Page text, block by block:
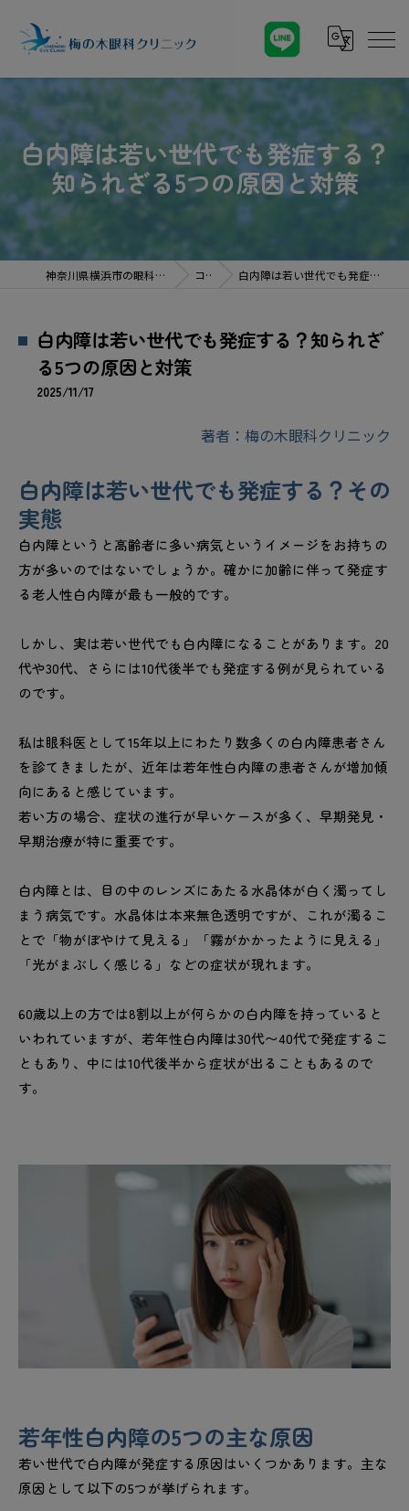
白内障は若い世代でも発症する？
知られざる5つの原因と対策
神奈川県横浜市の眼科なら梅の木眼科クリニック コラム 白内障は若い世代でも発症する？知られざる5つの原因と対策
白内障は若い世代でも発症する？知られざ
る5つの原因と対策
2025/11/17
著者：梅の木眼科クリニック
白内障は若い世代でも発症する？その
実態
白内障というと高齢者に多い病気というイメージをお持ちの
方が多いのではないでしょうか。確かに加齢に伴って発症す
る老人性白内障が最も一般的です。
しかし、実は若い世代でも白内障になることがあります。20
代や30代、さらには10代後半でも発症する例が見られている
のです。
私は眼科医として15年以上にわたり数多くの白内障患者さん
を診てきましたが、近年は若年性白内障の患者さんが増加傾
向にあると感じています。
若い方の場合、症状の進行が早いケースが多く、早期発見・
早期治療が特に重要です。
白内障とは、目の中のレンズにあたる水晶体が白く濁ってし
まう病気です。水晶体は本来無色透明ですが、これが濁るこ
とで「物がぼやけて見える」「霧がかかったように見える」
「光がまぶしく感じる」などの症状が現れます。
60歳以上の方では8割以上が何らかの白内障を持っていると
いわれていますが、若年性白内障は30代〜40代で発症するこ
ともあり、中には10代後半から症状が出ることもあるので
す。
若年性白内障の5つの主な原因
若い世代で白内障が発症する原因はいくつかあります。主な
原因として以下の5つが挙げられます。